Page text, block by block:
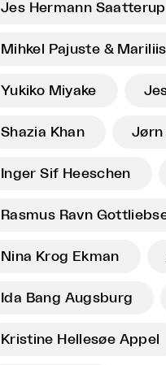
Jes Hermann Saatterup
Mihkel Pajuste &
Yukiko Miyake
Shazia Khan
Inger Sif Heeschen
Rasmus Ravn
Nina Krog Ekman
Ida Bang Augsburg
Kristine Hellesøe Appel